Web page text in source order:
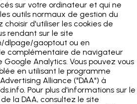
sur votre ordinateur et qui ne
outils normaux de gestion du
choisir d'utiliser les cookies de
rendant sur le site
dlpage/gaoptout ou en
complémentaire de navigateur
Analytics. Vous pouvez vous
en utilisant le programme
Alliance ("DAA") à
Pour plus d'informations sur le
la DAA, consultez le site